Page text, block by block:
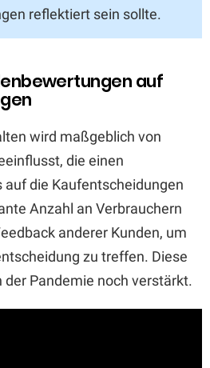
reflektiert sein sollte.
auf
wird maßgeblich von
die einen
die Kaufentscheidungen
Anzahl an Verbrauchern
anderer Kunden, um
zu treffen. Diese
der Pandemie noch verstärkt.